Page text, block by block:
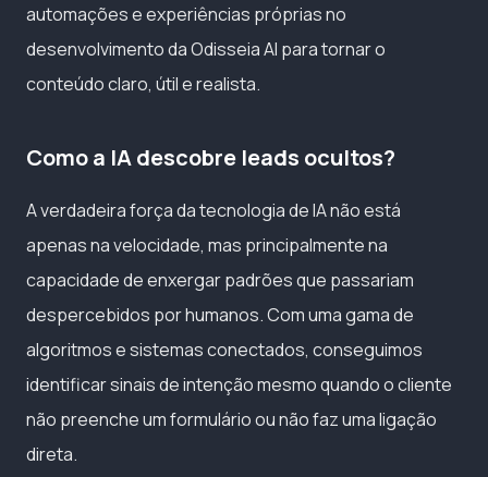
automações e experiências próprias no
desenvolvimento da Odisseia AI para tornar o
conteúdo claro, útil e realista.
Como a IA descobre leads ocultos?
A verdadeira força da tecnologia de IA não está
apenas na velocidade, mas principalmente na
capacidade de enxergar padrões que passariam
despercebidos por humanos. Com uma gama de
algoritmos e sistemas conectados, conseguimos
identificar sinais de intenção mesmo quando o cliente
não preenche um formulário ou não faz uma ligação
direta.